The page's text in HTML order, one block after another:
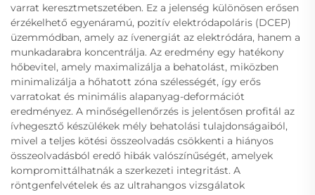
varrat keresztmetszetében. Ez a jelenség különösen erősen
érzékelhető egyenáramú, pozitív elektródapoláris (DCEP)
üzemmódban, amely az ívenergiát az elektródára, hanem a
munkadarabra koncentrálja. Az eredmény egy hatékony
hőbevitel, amely maximalizálja a behatolást, miközben
minimalizálja a hőhatott zóna szélességét, így erős
varratokat és minimális alapanyag-deformációt
eredményez. A minőségellenőrzés is jelentősen profitál az
ívhegesztő készülékek mély behatolási tulajdonságaiból,
mivel a teljes kötési összeolvadás csökkenti a hiányos
összeolvadásból eredő hibák valószínűségét, amelyek
kompromittálhatnák a szerkezeti integritást. A
röntgenfelvételek és az ultrahangos vizsgálatok